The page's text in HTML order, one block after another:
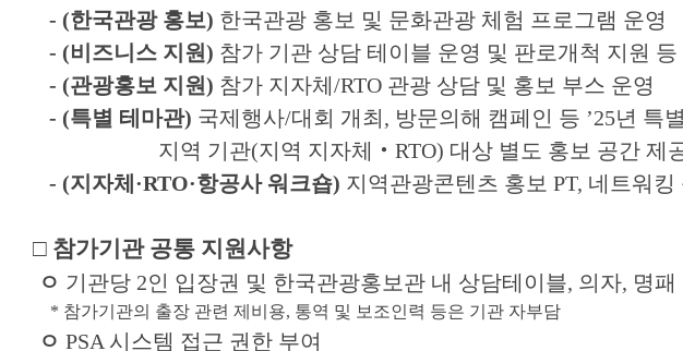
- (한국관광 홍보) 한국관광 홍보 및 문화관광 체험 프로그램 운영
- (비즈니스 지원) 참가 기관 상담 테이블 운영 및 판로개척 지원 등
- (관광홍보 지원) 참가 지자체/RTO 관광 상담 및 홍보 부스 운영
- (특별 테마관) 국제행사/대회 개최, 방문의해 캠페인 등 ’25년 특
지역 기관(지역 지자체‧RTO) 대상 별도 홍보 공간 제
- (지자체·RTO·항공사 워크숍) 지역관광콘텐츠 홍보 PT, 네트워킹
□ 참가기관 공통 지원사항
ㅇ 기관당 2인 입장권 및 한국관광홍보관 내 상담테이블, 의자, 명패
* 참가기관의 출장 관련 제비용, 통역 및 보조인력 등은 기관 자부담
ㅇ PSA 시스템 접근 권한 부여